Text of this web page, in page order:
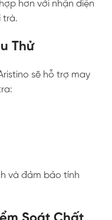
hơn với nhận diện
trà.
Thử
sẽ hỗ trợ may
và đảm bảo tính